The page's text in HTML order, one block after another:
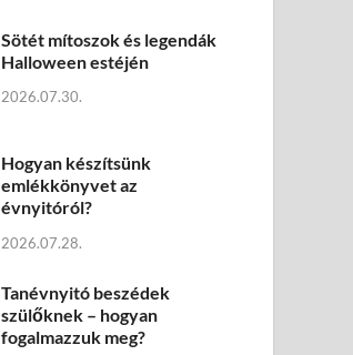
Sötét mítoszok és legendák
Halloween estéjén
2026.07.30.
Hogyan készítsünk
emlékkönyvet az
évnyitóról?
2026.07.28.
Tanévnyitó beszédek
szülőknek – hogyan
fogalmazzuk meg?